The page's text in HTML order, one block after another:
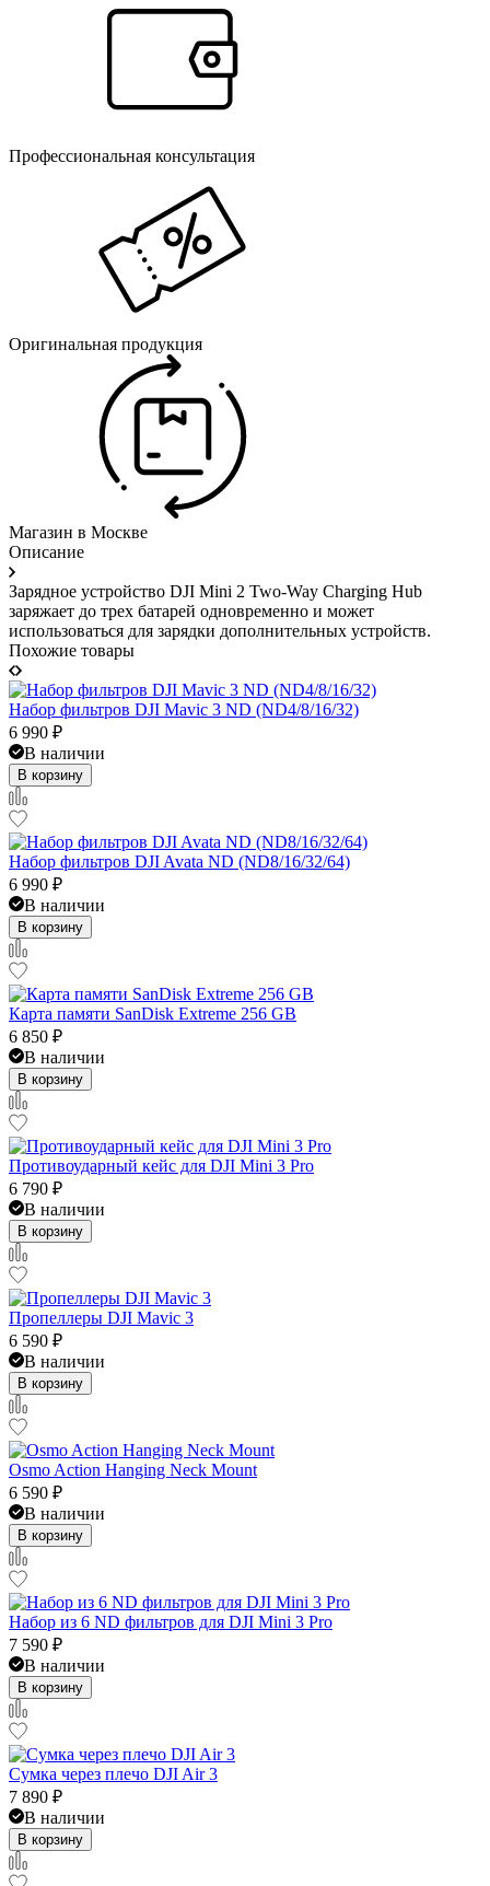
Профессиональная консультация
Оригинальная продукция
Магазин в Москве
Описание
Зарядное устройство DJI Mini 2 Two-Way Charging Hub
заряжает до трех батарей одновременно и может
использоваться для зарядки дополнительных устройств.
Похожие товары
Набор фильтров DJI Mavic 3 ND (ND4/8/16/32)
6 990 ₽
В наличии
В корзину
Набор фильтров DJI Avata ND (ND8/16/32/64)
6 990 ₽
В наличии
В корзину
Карта памяти SanDisk Extreme 256 GB
6 850 ₽
В наличии
В корзину
Противоударный кейс для DJI Mini 3 Pro
6 790 ₽
В наличии
В корзину
Пропеллеры DJI Mavic 3
6 590 ₽
В наличии
В корзину
Osmo Action Hanging Neck Mount
6 590 ₽
В наличии
В корзину
Набор из 6 ND фильтров для DJI Mini 3 Pro
7 590 ₽
В наличии
В корзину
Cумка через плечо DJI Air 3
7 890 ₽
В наличии
В корзину